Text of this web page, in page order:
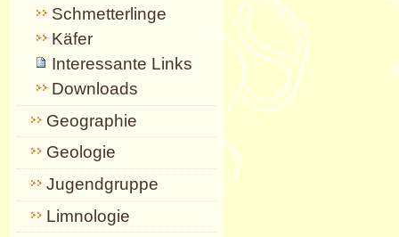
Schmetterlinge
Käfer
Interessante Links
Downloads
Geographie
Geologie
Jugendgruppe
Limnologie